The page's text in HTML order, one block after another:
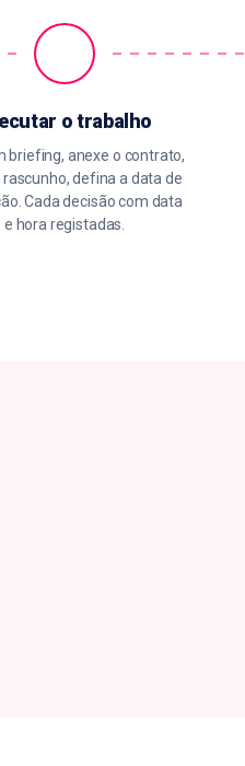
o trabalho
briefing, anexe o contrato,
rascunho, defina a data de
Cada decisão com data
e hora registadas.